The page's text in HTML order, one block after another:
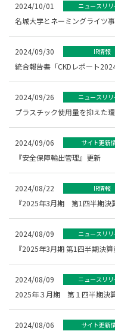
2024/10/01 ニュースリリ
名城大学とネーミングライツ
2024/09/30 IR情報
統合報告書「CKDレポート
2024/09/26 ニュースリリ
プラスチック使用量を抑えた
2024/09/06 サイト更新
『安全保障輸出管理』更新
2024/08/22 IR情報
『2025年3月期 第1四半期決
2024/08/09 ニュースリリ
『2025年3月期 第1四半期決
2024/08/09 ニュースリリ
2025年３月期 第１四半期決
2024/08/06 サイト更新